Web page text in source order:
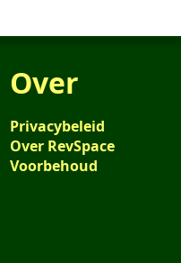
Over
Privacybeleid
Over RevSpace
Voorbehoud